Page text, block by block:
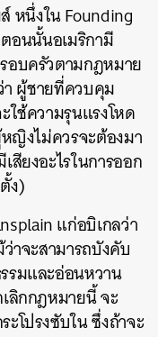
หนึ่งใน Founding
ตอนนั้นอเมริกามี
อบครัวตามกฎหมาย
า ผู้ชายที่ควบคุม
ใช้ความรุนแรงโหด
ญิงไม่ควรจะต้องมา
สียงอะไรในการออก
ง)
แก่อบิเกลว่า
าจะสามารถบังคับ
รมและอ่อนหวาน
ลิกกฎหมายนี้ จะ
โปรงซับใน ซึ่งถ้าจะ
EMAIL